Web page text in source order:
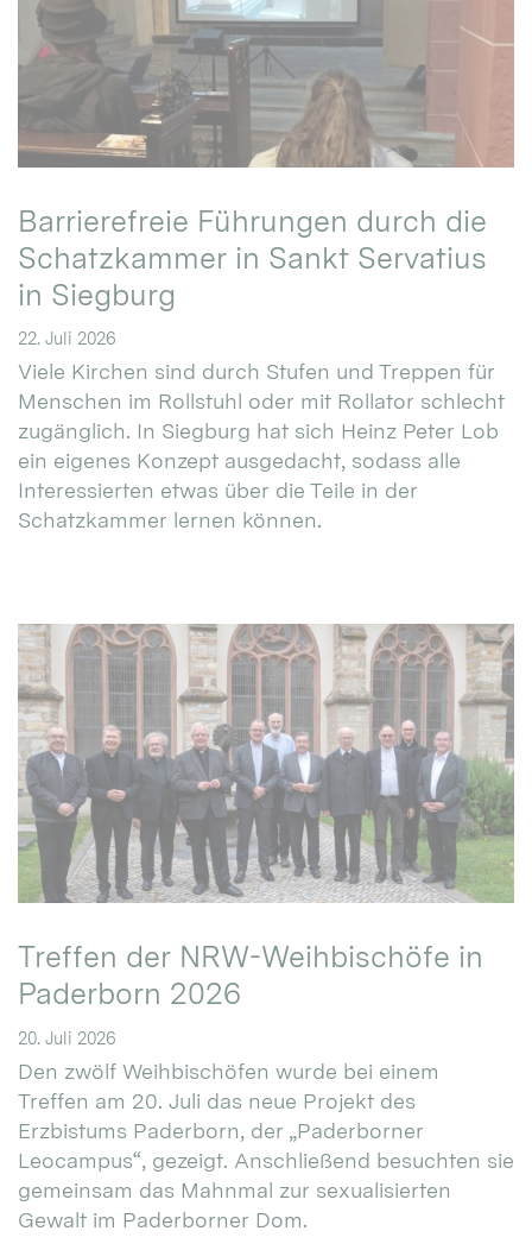
Barrierefreie Führungen durch die
Schatzkammer in Sankt Servatius
in Siegburg
22. Juli 2026
Viele Kirchen sind durch Stufen und Treppen für
Menschen im Rollstuhl oder mit Rollator schlecht
zugänglich. In Siegburg hat sich Heinz Peter Lob
ein eigenes Konzept ausgedacht, sodass alle
Interessierten etwas über die Teile in der
Schatzkammer lernen können.
Treffen der NRW-Weihbischöfe in
Paderborn 2026
20. Juli 2026
Den zwölf Weihbischöfen wurde bei einem
Treffen am 20. Juli das neue Projekt des
Erzbistums Paderborn, der „Paderborner
Leocampus“, gezeigt. Anschließend besuchten sie
gemeinsam das Mahnmal zur sexualisierten
Gewalt im Paderborner Dom.